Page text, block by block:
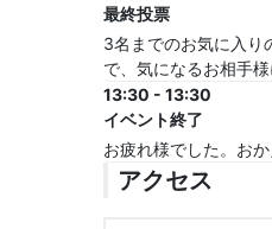
最終投票
3名までのお気に入り
で、気になるお相手
13:30 - 13:30
イベント終了
お疲れ様でした。お
アクセス